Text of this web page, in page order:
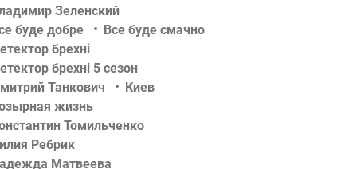
Зеленский
буде добре
Все буде смачно
брехні
брехні 5 сезон
Танкович
Киев
жизнь
Томильченко
Ребрик
Матвеева